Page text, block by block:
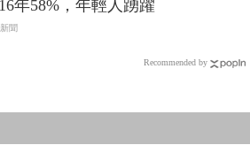
年58%，年輕人踴躍
聞
Recommended by